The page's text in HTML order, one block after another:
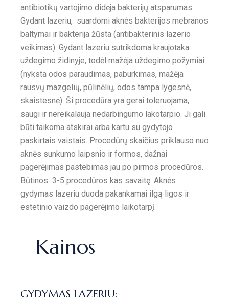
antibiotikų vartojimo didėja bakterijų atsparumas.
Gydant lazeriu, suardomi aknės bakterijos mebranos
baltymai ir bakterija žūsta (antibakterinis lazerio
veikimas). Gydant lazeriu sutrikdoma kraujotaka
uždegimo židinyje, todėl mažėja uždegimo požymiai
(nyksta odos paraudimas, paburkimas, mažėja
rausvų mazgelių, pūlinėlių, odos tampa lygesnė,
skaistesnė). Ši procedūra yra gerai toleruojama,
saugi ir nereikalauja nedarbingumo lakotarpio. Ji gali
būti taikoma atskirai arba kartu su gydytojo
paskirtais vaistais. Procedūrų skaičius priklauso nuo
aknės sunkumo laipsnio ir formos, dažnai
pagerėjimas pastebimas jau po pirmos procedūros.
Būtinos 3-5 procedūros kas savaitę. Aknės
gydymas lazeriu duoda pakankamai ilgą ligos ir
estetinio vaizdo pagerėjimo laikotarpį.
Kainos
GYDYMAS LAZERIU: